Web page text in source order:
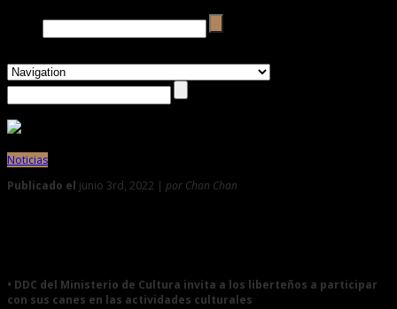
Noticias
Publicado el junio 3rd, 2022 | por Chan Chan
• DDC del Ministerio de Cultura invita a los liberteños a participar
con sus canes en las actividades culturales